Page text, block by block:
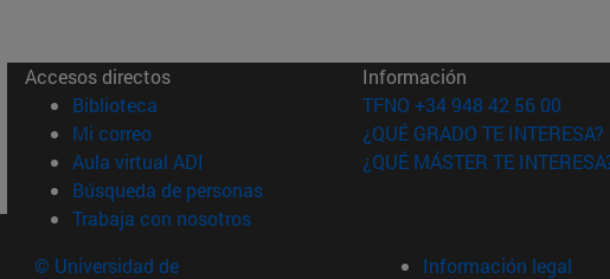
Accesos directos
Biblioteca (abre en nueva ventana)
Mi correo(abre en nueva ventana)
Aula virtual ADI (abre en nueva ventana)
Búsqueda de personas(abre en nueva ventana)
Trabaja con nosotros(abre en nueva ventana)
Información
TFNO +34 948 42 56 00
¿QUÉ GRADO TE INTERESA?
¿QUÉ MÁSTER TE
© Universidad de
Información legal